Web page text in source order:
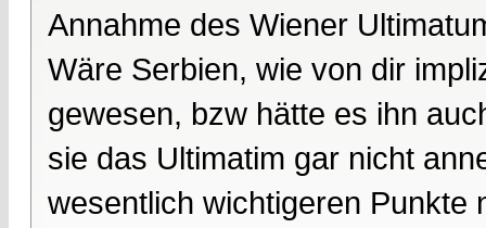
Annahme des Wiener
Wäre Serbien, wie von dir
gewesen, bzw hätte es ihn
sie das Ultimatim gar nicht
wesentlich wichtigeren Punkte